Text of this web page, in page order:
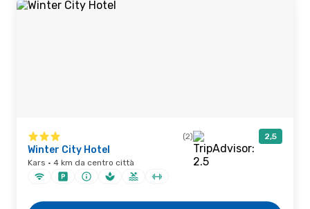
(2) 2,5
Winter City Hotel
Kars · 4 km da centro città